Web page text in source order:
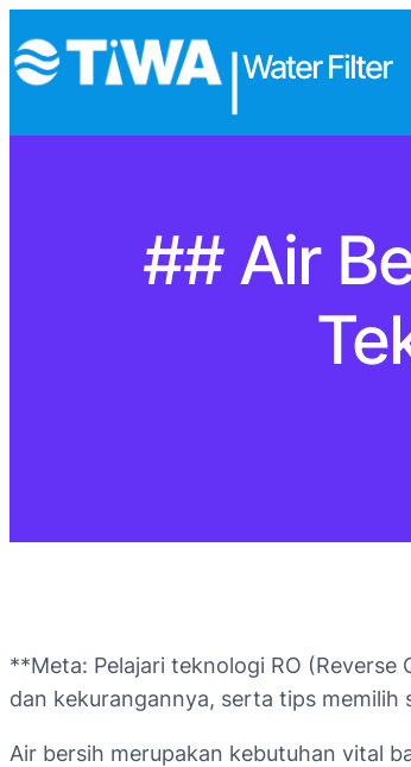
Water Filter
## Air
**Meta: Pelajari teknologi RO
dan kekurangannya, serta tips
Air bersih merupakan kebutuhan vital